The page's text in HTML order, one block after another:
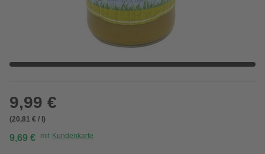
9,99 €
(20,81 € / l)
9,69 € mit Kundenkarte